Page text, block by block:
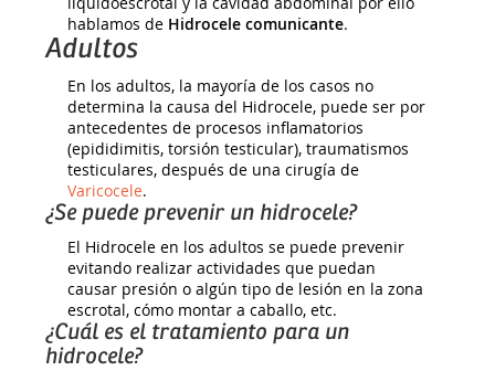
hablamos deHidrocele comunicante.
Adultos
En los adultos, la mayoría de los casos no
determina la causa del Hidrocele, puede ser por
antecedentes de procesos inflamatorios
(epididimitis, torsión testicular), traumatismos
testiculares, después de una cirugía de
Varicocele.
¿Se puede prevenir un hidrocele?
El Hidrocele en los adultos se puede prevenir
evitando realizar actividades que puedan
causar presión o algún tipo de lesión en la zona
escrotal, cómo montar a caballo, etc.
¿Cuál es el tratamiento para un
hidrocele?